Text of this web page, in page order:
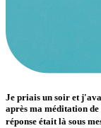
Je priais un soir et
après ma méditation
réponse était là sous